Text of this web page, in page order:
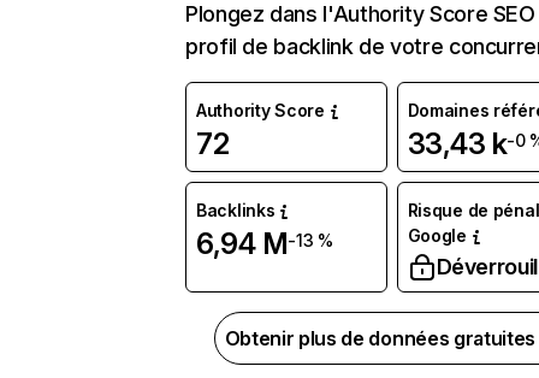
Plongez dans l'Authority Score
profil de backlink de votre
Authority Score
72
Domaines
33,43 k-0
Backlinks
6,94 M-13 %
Risque de
Google
Obtenir plus de données